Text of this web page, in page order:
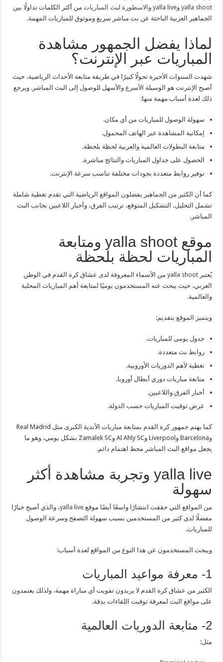
yalla shoot وyalla live والاسطورة لبث المباريات من أكثر الكلمات تداولًا بين
الجماهير العربية الباحثة عن بث مباشر سريع وموثوق للمباريات المهمة.
لماذا يفضل الجمهور مشاهدة
المباريات عبر الإنترنت؟
شهدت السنوات الأخيرة تحولًا كبيرًا في طريقة متابعة الأحداث الرياضية، حيث
أصبح الإنترنت هو الوسيلة الأسرع والأسهل للوصول إلى البث المباشر. ويرجع
ذلك لعدة أسباب مهمة منها:
سهولة الوصول للمباريات من أي مكان.
إمكانية المشاهدة عبر الهاتف المحمول.
متابعة البطولات العالمية والعربية لحظة بلحظة.
الحصول على جداول المباريات والنتائج مباشرة.
توفير روابط متعددة بجودات مختلفة تناسب سرعة الإنترنت.
كما أن الكثير من الجماهير يفضلون المواقع الرياضية التي تقدم تغطية شاملة
تشمل التحليل، التشكيل المتوقع، ترتيب الفرق، وأخبار اللاعبين بجانب البث
المباشر.
موقع yalla shoot ومتابعة
المباريات لحظة بلحظة
يُعتبرyalla shoot من الأسماء المعروفة لدى عشاق كرة القدم في الوطن
العربي، حيث يبحث عنه المستخدمون يوميًا لمتابعة أهم المباريات المحلية
والعالمية.
ويتميز الموقع بتقديم:
جدول يومي للمباريات.
روابط بث متعددة.
تغطية لأهم الدوريات الأوروبية.
متابعة مباريات دوري أبطال أوروبا.
أخبار الفرق واللاعبين.
عرض توقيت المباريات حسب الدولة.
كما يهتم جمهور كرة القدم بمتابعة مباريات الأندية الكبرى مثل Real Madrid
وBarcelona وLiverpool وAl Ahly SC وZamalek SC بشكل يومي، وهو ما
يجعل مواقع البث المباشر محط اهتمام دائم.
yalla live وتجربة مشاهدة أكثر
سهولة
من المواقع التي حققت انتشارًا واسعًا أيضًا موقعyalla live، والذي أصبح خيارًا
مفضلًا لدى كثير من المستخدمين بسبب سهولة التصفح وسرعة الوصول
للمباريات.
ويبحث المستخدمون عن هذا النوع من المواقع لعدة أسباب:
1- معرفة مواعيد المباريات
الكثير من عشاق كرة القدم لا يريدون تفويت أي مباراة مهمة، ولذلك يعتمدون
على مواقع البث لمعرفة توقيت اللقاءات بدقة.
2- متابعة الدوريات العالمية
مثل: